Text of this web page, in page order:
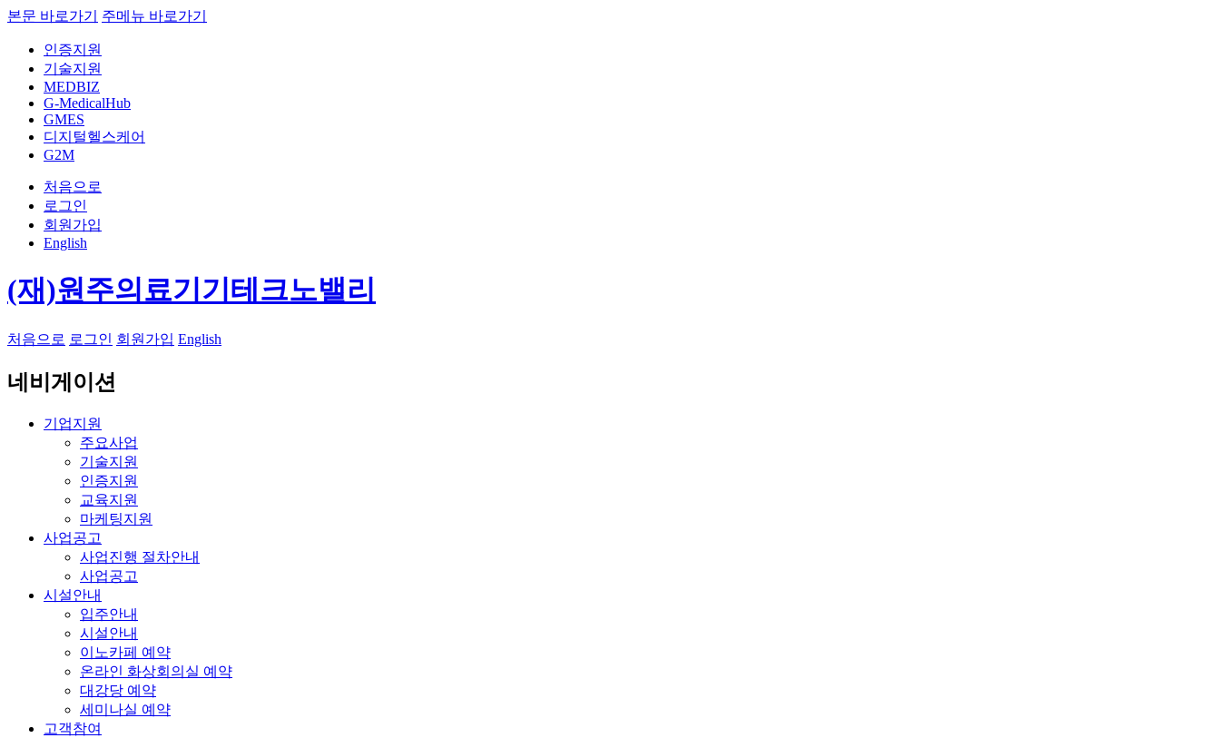
본문 바로가기 주메뉴 바로가기
인증지원
기술지원
MEDBIZ
G-MedicalHub
GMES
디지털헬스케어
G2M
처음으로
로그인
회원가입
English
(재)원주의료기기테크노밸리
처음으로 로그인 회원가입 English
네비게이션
기업지원
주요사업
기술지원
인증지원
교육지원
마케팅지원
사업공고
사업진행 절차안내
사업공고
시설안내
입주안내
시설안내
이노카페 예약
온라인 화상회의실 예약
대강당 예약
세미나실 예약
고객참여